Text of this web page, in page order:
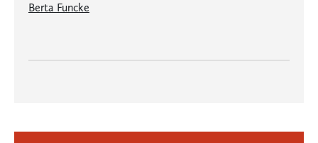
Berta Funcke